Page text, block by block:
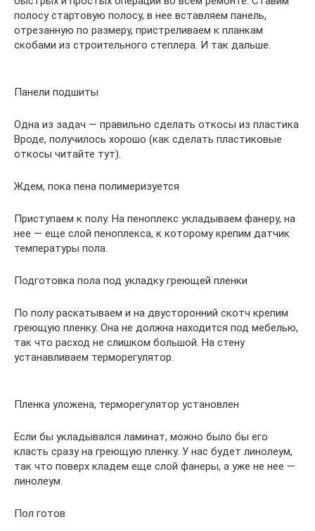
полосу стартовую полосу, в нее вставляем панель,
отрезанную по размеру, пристреливаем к планкам
скобами из строительного степлера. И так дальше.
Панели подшиты
Одна из задач — правильно сделать откосы из пластика
Вроде, получилось хорошо (как сделать пластиковые
откосы читайте тут).
Ждем, пока пена полимеризуется
Приступаем к полу. На пеноплекс укладываем фанеру, на
нее — еще слой пеноплекса, к которому крепим датчик
температуры пола.
Подготовка пола под укладку греющей пленки
По полу раскатываем и на двусторонний скотч крепим
греющую пленку. Она не должна находится под мебелью,
так что расход не слишком большой. На стену
устанавливаем терморегулятор.
Пленка уложена, терморегулятор установлен
Если бы укладывался ламинат, можно было бы его
класть сразу на греющую пленку. У нас будет линолеум,
так что поверх кладем еще слой фанеры, а уже не нее —
линолеум.
Пол готов